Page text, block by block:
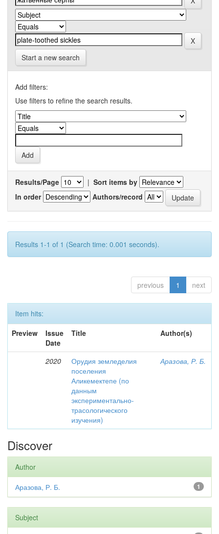
Start a new search
Add filters:
Use filters to refine the search results.
Results/Page | Sort items by
In order
Authors/record
Results 1-1 of 1 (Search time: 0.001 seconds).
previous 1 next
Item hits:
Preview
Issue
Date
Title Author(s)
2020
Орудия земледелия
поселения
Аликемектепе (по
данным
экспериментально-
трасологического
изучения)
Аразова, Р. Б.
Discover
Author
1
Аразова, Р. Б.
Subject